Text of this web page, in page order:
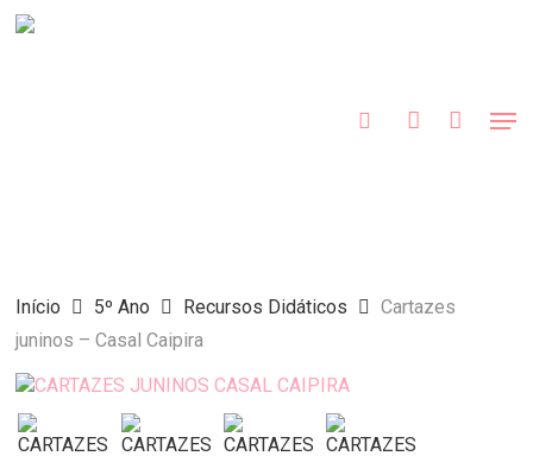
Skip
Início 5º Ano Recursos Didáticos
Cartazes
juninos – Casal Caipira